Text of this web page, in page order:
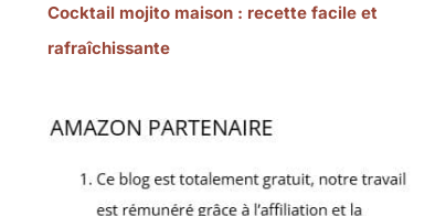
Cocktail mojito maison : recette facile et
rafraîchissante